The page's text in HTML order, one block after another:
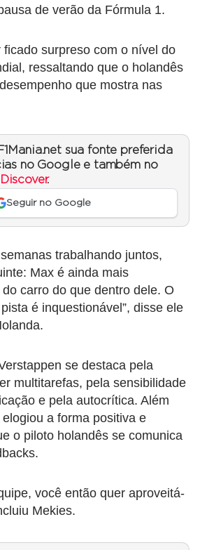
de verão da Fórmula 1.
ficado surpreso com o nível do
ressaltando que o holandês
que mostra nas
sua fonte preferida
no Google e também no
.
Seguir no Google
trabalhando juntos,
Max é ainda mais
carro do que dentro dele. O
é inquestionável”, disse ele
se destaca pela
multitarefas, pela sensibilidade
e pela autocrítica. Além
a forma positiva e
o piloto holandês se comunica
você então quer aproveitá-
Mekies.